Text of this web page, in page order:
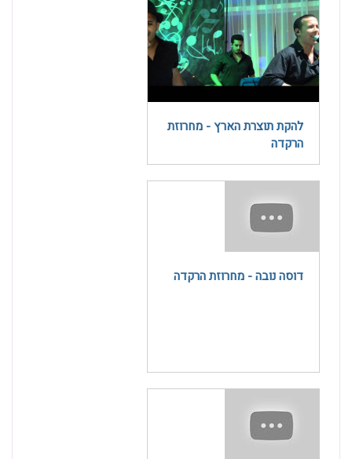
להקת תוצרת הארץ - מחרוזת
הרקדה
דוסה נובה - מחרוזת הרקדה